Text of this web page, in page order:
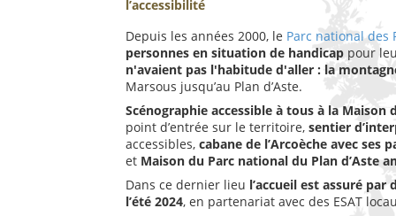
l’accessibilité
Depuis les années 2000, le Parc national des
personnes en situation de handicap pour
n'avaient pas l'habitude d'aller : la
Marsous jusqu’au Plan d’Aste.
Scénographie accessible à tous à la Maison
point d’entrée sur le territoire, sentier
accessibles, cabane de l’Arcoèche avec ses
et Maison du Parc national du Plan d’Aste
Dans ce dernier lieu l’accueil est assuré
l’été 2024, en partenariat avec des ESAT